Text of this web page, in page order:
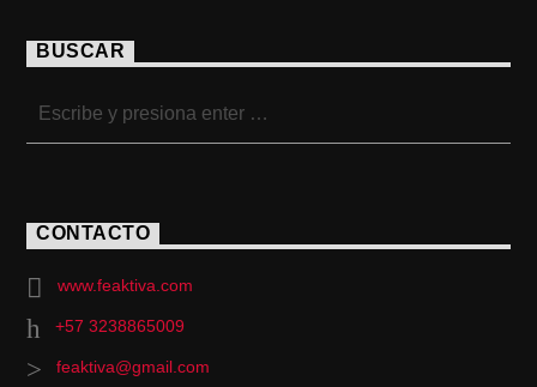
BUSCAR
CONTACTO
www.feaktiva.com
+57 3238865009
feaktiva@gmail.com